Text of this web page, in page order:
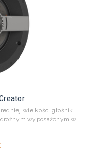
wielkości głośnik
wyposażonym w